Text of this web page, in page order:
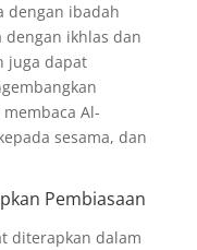
dengan ibadah
ikhlas dan
juga dapat
Al-
sesama, dan
Pembiasaan
diterapkan dalam